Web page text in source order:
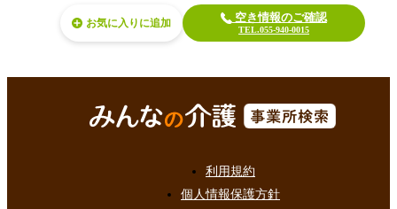
お気に入り 空き情報のご確認
TEL.055-940-0015
利用規約
個人情報保護方針